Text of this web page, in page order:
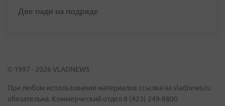
Две пади на подряде
© 1997 - 2026 VLADNEWS
При любом использовании материалов ссылка на vladnews.ru
обязательна. Коммерческий отдел 8 (423) 249-8800